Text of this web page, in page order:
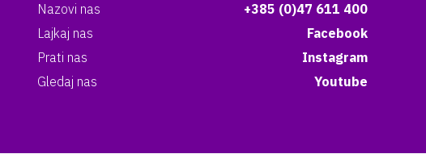
Nazovi nas
+385 (0)47 611 400
Lajkaj nas
Facebook
Prati nas
Instagram
Gledaj nas
Youtube